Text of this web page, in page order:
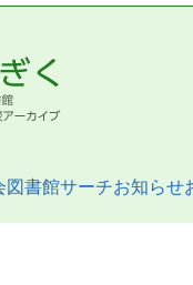
図書館サーチお知らせ